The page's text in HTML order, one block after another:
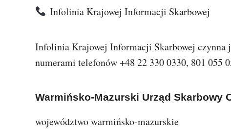
Infolinia Krajowej Informacji Skarbowej
Infolinia Krajowej Informacji Skarbowej czynna
numerami telefonów +48 22 330 0330, 801 055
Warmińsko-Mazurski Urząd Skarbowy
województwo warmińsko-mazurskie